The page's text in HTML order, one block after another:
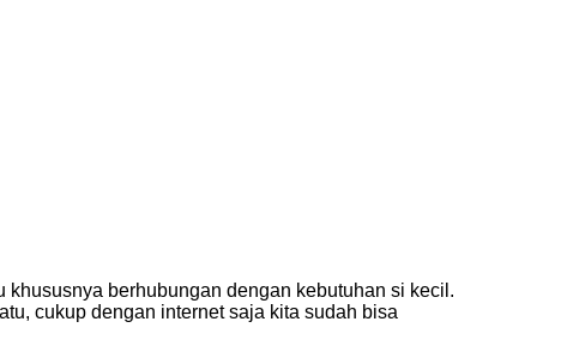
berhubungan dengan kebutuhan si kecil.
cukup dengan internet saja kita sudah bisa